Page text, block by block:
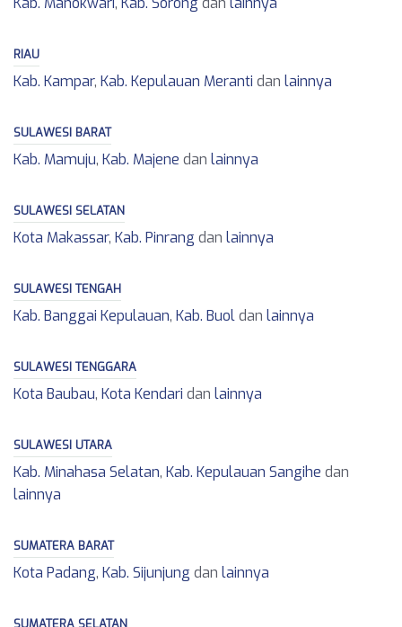
RIAU
Kab. Kampar, Kab. Kepulauan Meranti dan lainnya
SULAWESI BARAT
Kab. Mamuju, Kab. Majene dan lainnya
SULAWESI SELATAN
Kota Makassar, Kab. Pinrang dan lainnya
SULAWESI TENGAH
Kab. Banggai Kepulauan, Kab. Buoldan lainnya
SULAWESI TENGGARA
Kota Baubau, Kota Kendari dan lainnya
SULAWESI UTARA
Kab. Minahasa Selatan, Kab. Kepulauan Sangihe dan
lainnya
SUMATERA BARAT
Kota Padang, Kab. Sijunjung dan lainnya
SUMATERA SELATAN